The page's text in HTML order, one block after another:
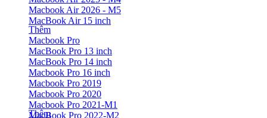
Macbook Air 2026 - M5
MacBook Air 15 inch
Thêm
Macbook Pro
MacBook Pro 13 inch
MacBook Pro 14 inch
Macbook Pro 16 inch
Macbook Pro 2019
Macbook Pro 2020
Macbook Pro 2021-M1
MacBook Pro 2022-M2
Thêm